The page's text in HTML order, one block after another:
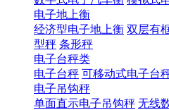
电子地上衡
经济型电子地上衡 双层有
型秤 条形秤
电子台秤类
电子台秤 可移动式电子台
电子吊钩秤
单面直示电子吊钩秤 无线